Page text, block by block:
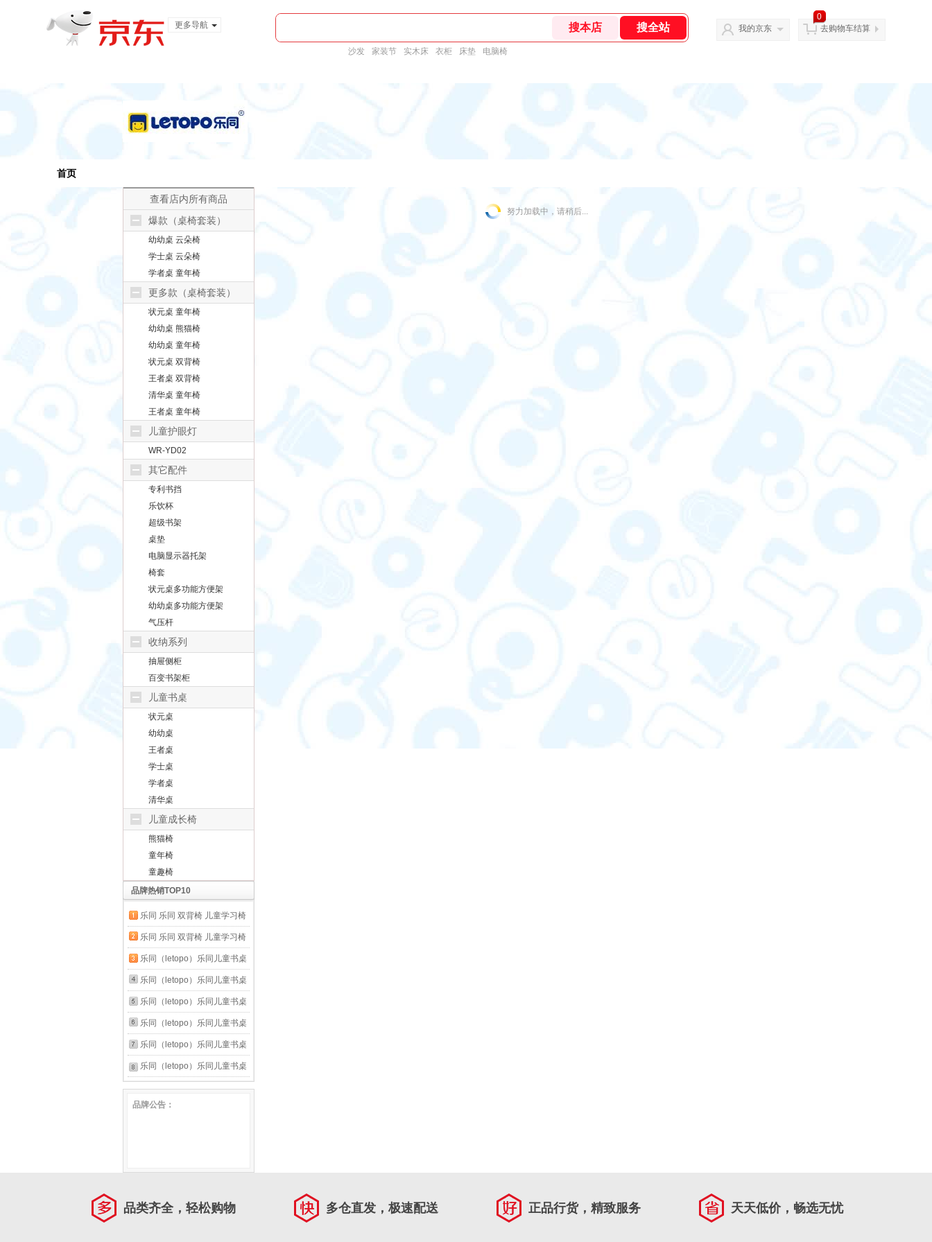
更多导航
沙发 家装节 实木床 衣柜 床垫 电脑椅
我的京东
0
去购物车结算
首页
查看店内所有商品
爆款（桌椅套装）
幼幼桌 云朵椅
学士桌 云朵椅
学者桌 童年椅
更多款（桌椅套装）
状元桌 童年椅
幼幼桌 熊猫椅
幼幼桌 童年椅
状元桌 双背椅
王者桌 双背椅
清华桌 童年椅
王者桌 童年椅
儿童护眼灯
WR-YD02
其它配件
专利书挡
乐饮杯
超级书架
桌垫
电脑显示器托架
椅套
状元桌多功能方便架
幼幼桌多功能方便架
气压杆
收纳系列
抽屉侧柜
百变书架柜
儿童书桌
状元桌
幼幼桌
王者桌
学士桌
学者桌
清华桌
儿童成长椅
熊猫椅
童年椅
童趣椅
品牌热销TOP10
乐同 乐同 双背椅 儿童学习椅
双背童趣椅可升降人体工学椅
粉蓝色
乐同 乐同 双背椅 儿童学习椅
双背童趣椅可升降人体工学椅
粉红色
乐同（letopo）乐同儿童书桌
椅套装可升降学习桌课桌写字
阅读画画中小户型专用 熊猫
椅-单独椅子（蓝色）
乐同（letopo）乐同儿童书桌
椅套装可升降学习桌课桌写字
阅读画画中小户型专用 熊猫
椅-单独椅子（红色）
乐同（letopo）乐同儿童书桌
椅套装可升降学习桌课桌写字
阅读画画中小户型专用 蓝色-
桌子+椅子+方便夹
乐同（letopo）乐同儿童书桌
椅套装可升降学习桌课桌写字
阅读画画中小户型专用 红色-
乐同（letopo）乐同儿童书桌
椅套装可升降学习桌课桌写字
桌子（蓝色）
乐同（letopo）乐同儿童书桌
椅套装可升降学习桌课桌写字
阅读画画中小户型专用 单独
品牌公告：
努力加载中，请稍后...
品类齐全，轻松购物 多仓直发，极速配送 正品行货，精致服务 天天低价，畅选无忧